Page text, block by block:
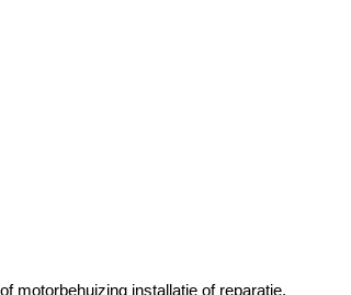
motorbehuizing installatie of reparatie.